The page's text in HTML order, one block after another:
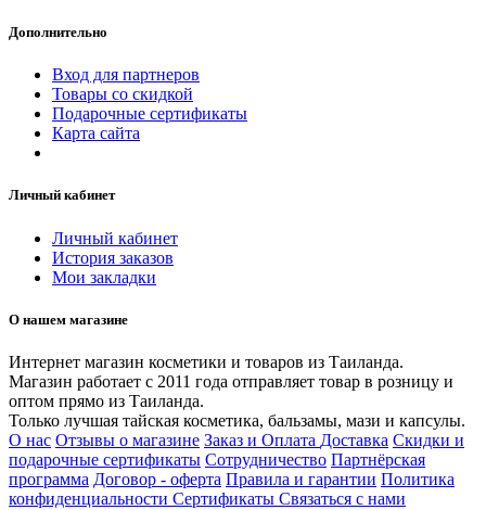
Дополнительно
Вход для партнеров
Товары со скидкой
Подарочные сертификаты
Карта сайта
Личный кабинет
Личный кабинет
История заказов
Мои закладки
О нашем магазине
Интернет магазин косметики и товаров из Таиланда.
Магазин работает с 2011 года отправляет товар в розницу и
оптом прямо из Таиланда.
Только лучшая тайская косметика, бальзамы, мази и капсулы.
О нас Отзывы о магазине Заказ и Оплата Доставка Скидки и
подарочные сертификаты Сотрудничество Партнёрская
программа Договор - оферта Правила и гарантии Политика
конфиденциальности Сертификаты Связаться с нами